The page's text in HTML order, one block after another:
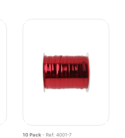
10 Pack - Ref: 4001-7